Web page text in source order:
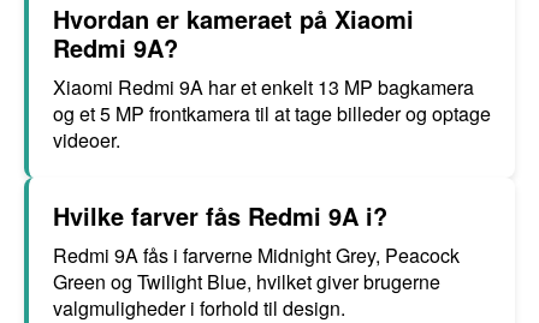
Hvordan er kameraet på Xiaomi
Redmi 9A?
Xiaomi Redmi 9A har et enkelt 13 MP bagkamera
og et 5 MP frontkamera til at tage billeder og optage
videoer.
Hvilke farver fås Redmi 9A i?
Redmi 9A fås i farverne Midnight Grey, Peacock
Green og Twilight Blue, hvilket giver brugerne
valgmuligheder i forhold til design.